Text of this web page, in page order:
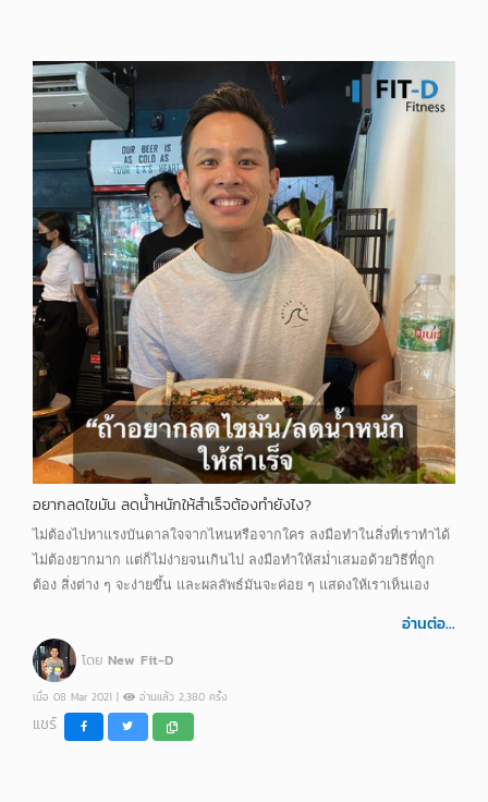
อยากลดไขมัน ลดน้ำหนักให้สำเร็จต้องทำยังไง?
ไม่ต้องไปหาแรงบันดาลใจจากไหนหรือจากใคร ลงมือทำในสิ่งที่เราทำได้
ไม่ต้องยากมาก แต่ก็ไม่ง่ายจนเกินไป ลงมือทำให้สม่ำเสมอด้วยวิธีที่ถูก
ต้อง สิ่งต่าง ๆ จะง่ายขึ้น และผลลัพธ์มันจะค่อย ๆ แสดงให้เราเห็นเอง
อ่านต่อ...
โดย New Fit-D
เมื่อ 08 Mar 2021 | อ่านแล้ว 2,380 ครั้ง
แชร์